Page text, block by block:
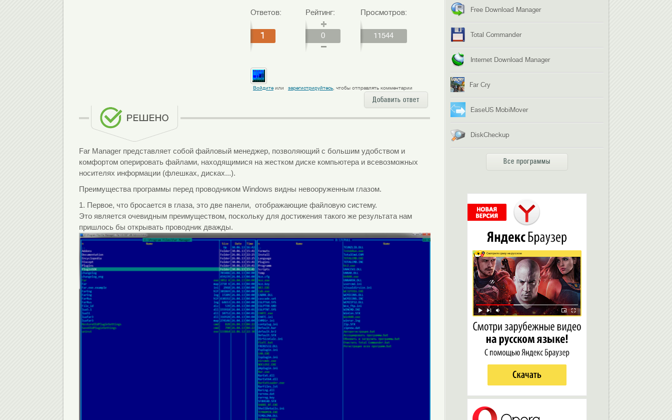
Ответов:
1
Рейтинг:
0
Просмотров:
11544
Войдитеили зарегистрируйтесь, чтобы отправлять комментарии
Добавить ответ
Far Manager представляет собой файловый менеджер, позволяющий с большим удобством и
комфортом оперировать файлами, находящимися на жестком диске компьютера и всевозможных
носителях информации (флешках, дисках...).
Преимущества программы перед проводником Windows видны невооруженным глазом.
1. Первое, что бросается в глаза, это две панели, отображающие файловую систему.
Это является очевидным преимуществом, поскольку для достижения такого же результата нам
пришлось бы открывать проводник дважды.
Free Download Manager
Total Commander
Internet Download Manager
Far Cry
EaseUS MobiMover
DiskCheckup
Все программы